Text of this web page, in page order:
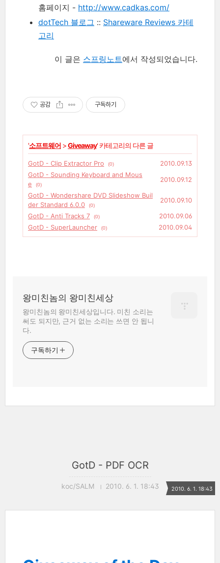
홈페이지 - http://www.cadkas.com/
dotTech 블로그 :: Shareware Reviews 카테
고리
이 글은 스프링노트에서 작성되었습니다.
공감 구독하기
'소프트웨어 >Giveaway' 카테고리의 다른 글
GotD - Clip Extractor Pro (0)
2010.09.13
GotD - Sounding Keyboard and Mous
e
(0)
2010.09.12
GotD - Wondershare DVD Slideshow Buil
der Standard 6.0.0
(0)
2010.09.10
GotD - Anti Tracks 7
(0)
2010.09.06
GotD - SuperLauncher
(0) 2010.09.04
왕미친놈의 왕미친세상
왕미친놈의 왕미친세상입니다. 미친 소리는
써도 되지만, 근거 없는 소리는 쓰면 안 됩니
다.
구독하기
GotD - PDF OCR
koc/SALM 2010. 6. 1. 18:43 2010. 6. 1. 18:43